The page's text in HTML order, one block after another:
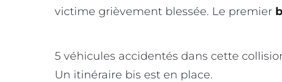
victime grièvement blessée. Le premier
5 véhicules accidentés dans cette
Un itinéraire bis est en place.